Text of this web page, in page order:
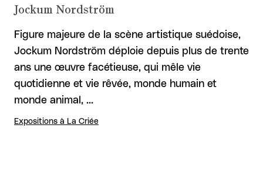
Jockum Nordström
Figure majeure de la scène artistique suédoise,
Jockum Nordström déploie depuis plus de trente
ans une œuvre facétieuse, qui mêle vie
quotidienne et vie rêvée, monde humain et
monde animal, …
Expositions à La Criée